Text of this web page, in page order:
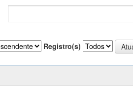
Registro(s)